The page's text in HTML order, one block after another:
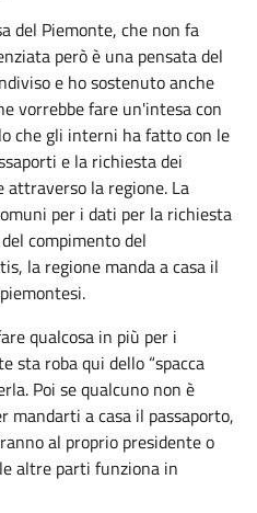
del Piemonte, che non fa
però è una pensata del
e ho sostenuto anche
vorrebbe fare un'intesa con
che gli interni ha fatto con le
e la richiesta dei
attraverso la regione. La
per i dati per la richiesta
compimento del
la regione manda a casa il
qualcosa in più per i
sta roba qui dello “spacca
Poi se qualcuno non è
mandarti a casa il passaporto,
al proprio presidente o
altre parti funziona in